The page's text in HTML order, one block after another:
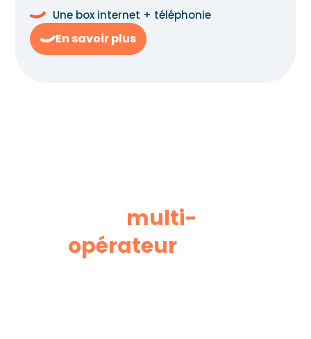
Une box internet + téléphonie
En savoir plus
multi-
opérateur